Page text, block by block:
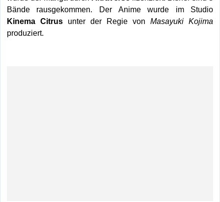
Bände rausgekommen. Der Anime wurde im Studio
Kinema Citrusunter der Regie von Masayuki Kojima
produziert.